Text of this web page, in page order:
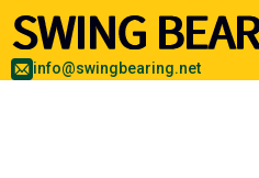
info@swingbearing.net